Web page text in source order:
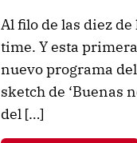
Al filo de las diez
time. Y esta
nuevo programa
sketch de ‘Buenas
del […]